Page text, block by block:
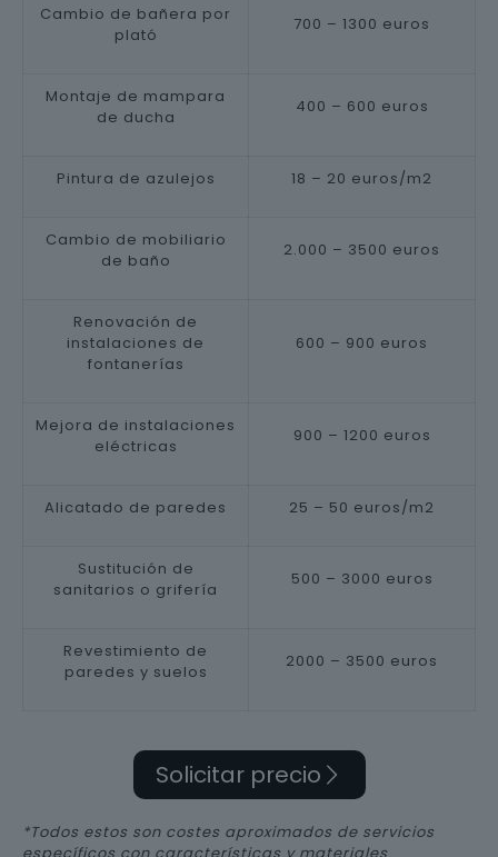
Cambio de bañera por
plató
700 – 1300 euros
Montaje de mampara
de ducha
400 – 600 euros
Pintura de azulejos 18 – 20 euros/m2
Cambio de mobiliario
de baño
2.000 – 3500 euros
Renovación de
instalaciones de
fontanerías
600 – 900 euros
Mejora de instalaciones
eléctricas
900 – 1200 euros
Alicatado de paredes 25 – 50 euros/m2
Sustitución de
sanitarios o grifería
500 – 3000 euros
Revestimiento de
paredes y suelos
2000 – 3500 euros
Solicitar precio
*Todos estos son costes aproximados de servicios